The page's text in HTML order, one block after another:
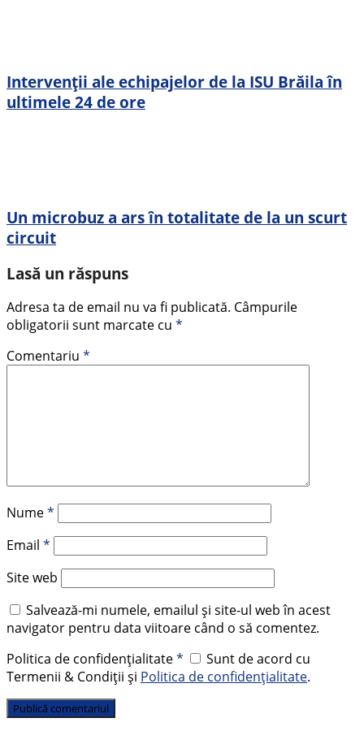
Intervenții ale echipajelor de la ISU Brăila în
ultimele 24 de ore
Un microbuz a ars în totalitate de la un scurt
circuit
Lasă un răspuns
Adresa ta de email nu va fi publicată. Câmpurile
obligatorii sunt marcate cu *
Comentariu *
Nume*
Email *
Site web
Salvează-mi numele, emailul și site-ul web în acest
navigator pentru data viitoare când o să comentez.
Politica de confidențialitate*
Sunt de acord cu
Termenii & Condiții și Politica de confidențialitate.